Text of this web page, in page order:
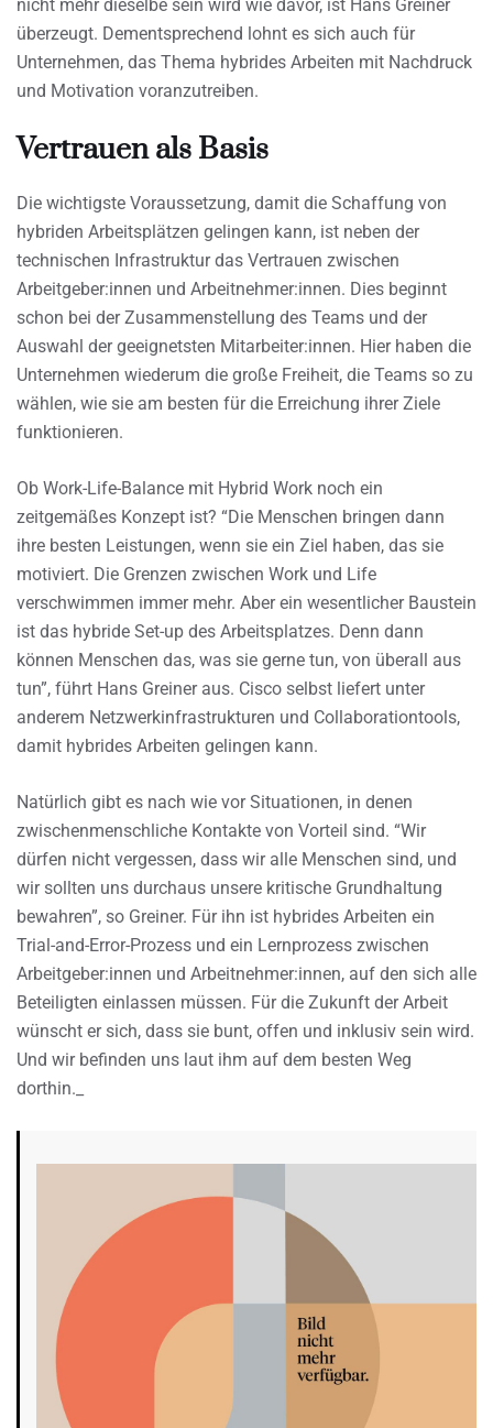
nicht mehr dieselbe sein wird wie davor, ist Hans Greiner
überzeugt. Dementsprechend lohnt es sich auch für
Unternehmen, das Thema hybrides Arbeiten mit Nachdruck
und Motivation voranzutreiben.
Vertrauen als Basis
Die wichtigste Voraussetzung, damit die Schaffung von
hybriden Arbeitsplätzen gelingen kann, ist neben der
technischen Infrastruktur das Vertrauen zwischen
Arbeitgeber:innen und Arbeitnehmer:innen. Dies beginnt
schon bei der Zusammenstellung des Teams und der
Auswahl der geeignetsten Mitarbeiter:innen. Hier haben die
Unternehmen wiederum die große Freiheit, die Teams so zu
wählen, wie sie am besten für die Erreichung ihrer Ziele
funktionieren.
Ob Work-Life-Balance mit Hybrid Work noch ein
zeitgemäßes Konzept ist? “Die Menschen bringen dann
ihre besten Leistungen, wenn sie ein Ziel haben, das sie
motiviert. Die Grenzen zwischen Work und Life
verschwimmen immer mehr. Aber ein wesentlicher Baustein
ist das hybride Set-up des Arbeitsplatzes. Denn dann
können Menschen das, was sie gerne tun, von überall aus
tun”, führt Hans Greiner aus. Cisco selbst liefert unter
anderem Netzwerkinfrastrukturen und Collaborationtools,
damit hybrides Arbeiten gelingen kann.
Natürlich gibt es nach wie vor Situationen, in denen
zwischenmenschliche Kontakte von Vorteil sind. “Wir
dürfen nicht vergessen, dass wir alle Menschen sind, und
wir sollten uns durchaus unsere kritische Grundhaltung
bewahren”, so Greiner. Für ihn ist hybrides Arbeiten ein
Trial-and-Error-Prozess und ein Lernprozess zwischen
Arbeitgeber:innen und Arbeitnehmer:innen, auf den sich alle
Beteiligten einlassen müssen. Für die Zukunft der Arbeit
wünscht er sich, dass sie bunt, offen und inklusiv sein wird.
Und wir befinden uns laut ihm auf dem besten Weg
dorthin._